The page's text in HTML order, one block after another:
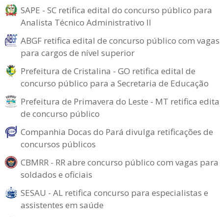
SAPE - SC retifica edital do concurso público para
Analista Técnico Administrativo II
ABGF retifica edital de concurso público com vagas
para cargos de nível superior
Prefeitura de Cristalina - GO retifica edital de
concurso público para a Secretaria de Educação
Prefeitura de Primavera do Leste - MT retifica
de concurso público
Companhia Docas do Pará divulga retificações de
concursos públicos
CBMRR - RR abre concurso público com vagas para
soldados e oficiais
SESAU - AL retifica concurso para especialistas e
assistentes em saúde